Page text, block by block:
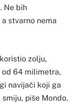
Ne bih
stvarno nema
zolju,
64 milimetra,
navijači koji ga
piše Mondo.